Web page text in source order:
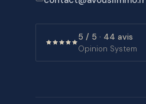
5 / 5 · 44 avis
Opinion System